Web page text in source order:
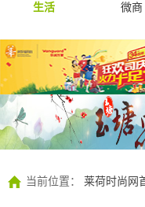
生活
微商
当前位置： 莱荷时尚网